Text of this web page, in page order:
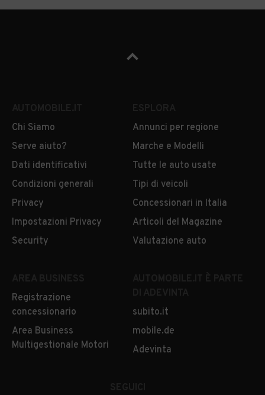
Chi Siamo
Serve aiuto?
Dati identificativi
Condizioni generali
Privacy
Impostazioni Privacy
Security
Annunci per regione
Marche e Modelli
Tutte le auto usate
Tipi di veicoli
Concessionari in Italia
Articoli del Magazine
Valutazione auto
Registrazione
concessionario
Area Business
Multigestionale Motori
subito.it
mobile.de
Adevinta